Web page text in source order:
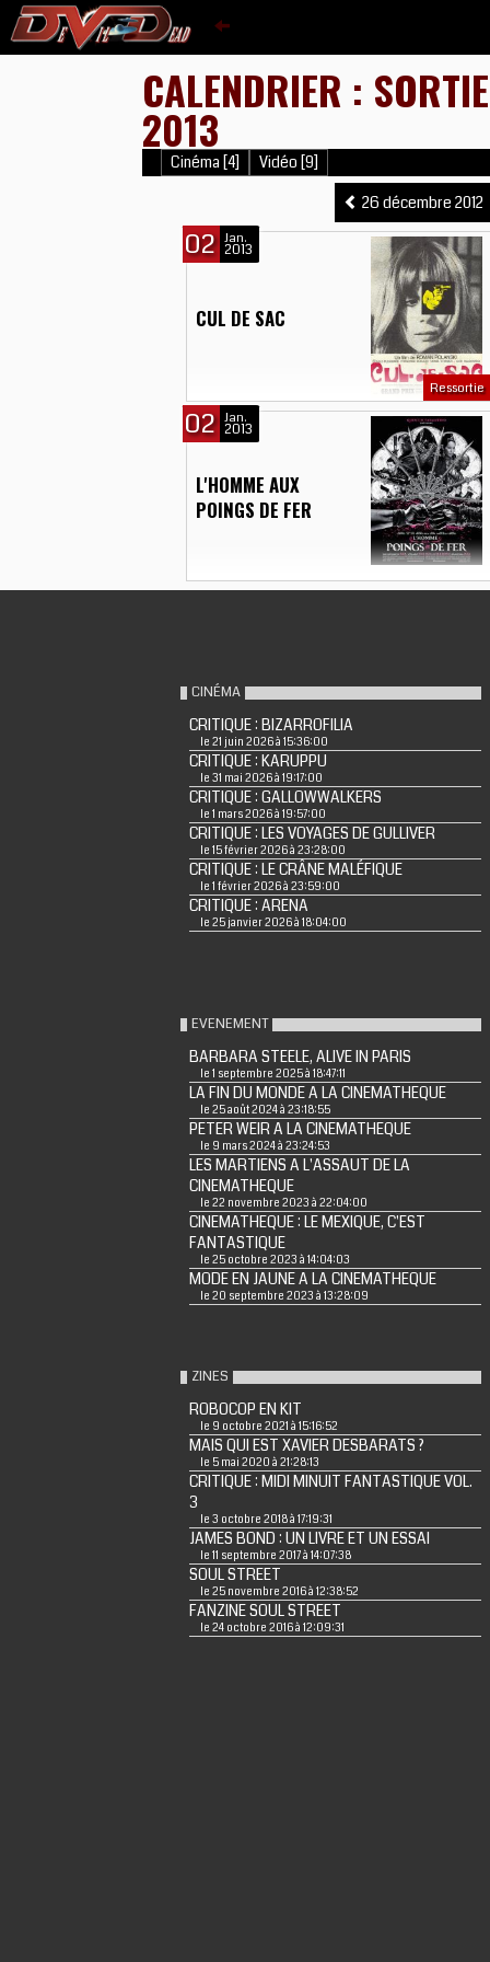
CALENDRIER :
2013
Cinéma [4] Vidéo [9]
26 décembre 2012
02 Jan.
2013
CUL DE SAC
Ressortie
02 Jan.
2013
L'HOMME AUX
POINGS DE FER
CINÉMA
CRITIQUE : BIZARROFILIA
le 21 juin 2026 à 15:36:00
CRITIQUE : KARUPPU
le 31 mai 2026 à 19:17:00
CRITIQUE : GALLOWWALKERS
le 1 mars 2026 à 19:57:00
CRITIQUE : LES VOYAGES DE GULLIVER
le 15 février 2026 à 23:28:00
CRITIQUE : LE CRÂNE MALÉFIQUE
le 1 février 2026 à 23:59:00
CRITIQUE : ARENA
le 25 janvier 2026 à 18:04:00
EVENEMENT
BARBARA STEELE, ALIVE IN PARIS
le 1 septembre 2025 à 18:47:11
LA FIN DU MONDE A LA CINEMATHEQUE
le 25 août 2024 à 23:18:55
PETER WEIR A LA CINEMATHEQUE
le 9 mars 2024 à 23:24:53
LES MARTIENS A L'ASSAUT DE LA
CINEMATHEQUE
le 22 novembre 2023 à 22:04:00
CINEMATHEQUE : LE MEXIQUE, C'EST
FANTASTIQUE
le 25 octobre 2023 à 14:04:03
MODE EN JAUNE A LA CINEMATHEQUE
le 20 septembre 2023 à 13:28:09
ZINES
ROBOCOP EN KIT
le 9 octobre 2021 à 15:16:52
MAIS QUI EST XAVIER DESBARATS ?
le 5 mai 2020 à 21:28:13
CRITIQUE : MIDI MINUIT FANTASTIQUE VOL.
3
le 3 octobre 2018 à 17:19:31
JAMES BOND : UN LIVRE ET UN ESSAI
le 11 septembre 2017 à 14:07:38
SOUL STREET
le 25 novembre 2016 à 12:38:52
FANZINE SOUL STREET
le 24 octobre 2016 à 12:09:31